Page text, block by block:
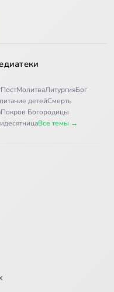
ПостМолитваЛитургияБог
детейСмерть
Покров Богородицы
Все темы →